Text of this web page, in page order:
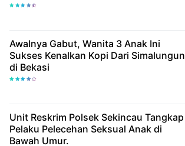
Awalnya Gabut, Wanita 3 Anak Ini
Sukses Kenalkan Kopi Dari Simalungun
di Bekasi
Unit Reskrim Polsek Sekincau Tangkap
Pelaku Pelecehan Seksual Anak di
Bawah Umur.